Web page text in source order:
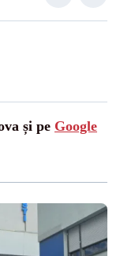
și pe Google